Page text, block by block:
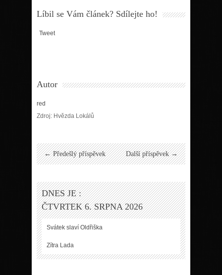
Líbil se Vám článek? Sdílejte ho!
Tweet
Autor
red
Zdroj: Hvězda Lokálů
← Předešlý příspěvek Další příspěvek →
DNES JE :
ČTVRTEK 6. SRPNA 2026
Svátek slaví Oldřiška
Zítra Lada